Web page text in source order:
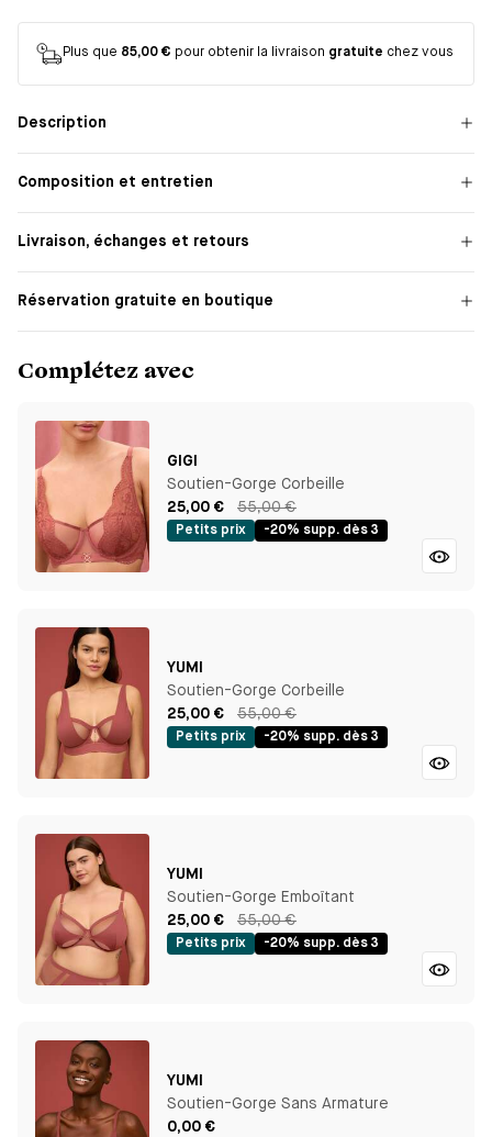
Plus que 85,00 € pour obtenir la livraison gratuite chez vous
Description
Composition et entretien
Livraison, échanges et retours
Réservation gratuite en boutique
Complétez avec
GIGI
Soutien-Gorge Corbeille
25,00 €
55,00 €
Petits prix -20% supp. dès 3
YUMI
Soutien-Gorge Corbeille
25,00 €
55,00 €
Petits prix -20% supp. dès 3
YUMI
Soutien-Gorge Emboîtant
25,00 €
55,00 €
Petits prix -20% supp. dès 3
YUMI
Soutien-Gorge Sans Armature
0,00 €